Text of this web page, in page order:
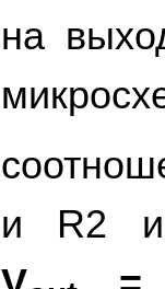
на
и R2 и